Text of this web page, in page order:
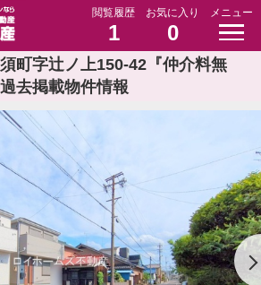
閲覧履歴
1
お気に入り
0
メニュー
町字辻ノ上150-42『仲介料無
去掲載物件情報